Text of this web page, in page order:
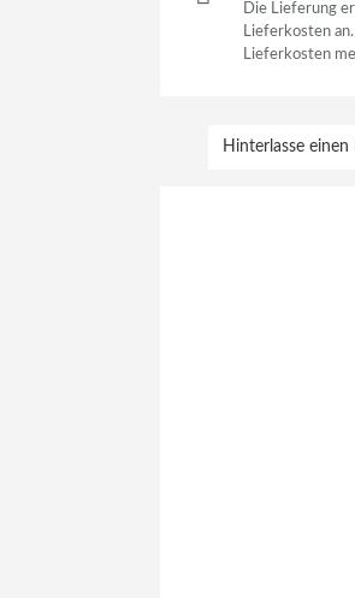
Die Lieferung
Lieferkosten
Lieferkosten
Hinterlasse